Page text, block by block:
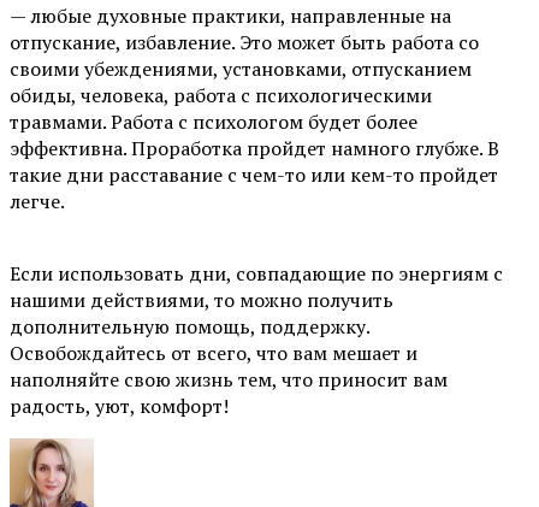
— любые духовные практики, направленные на
отпускание, избавление. Это может быть работа со
своими убеждениями, установками, отпусканием
обиды, человека, работа с психологическими
травмами. Работа с психологом будет более
эффективна. Проработка пройдет намного глубже. В
такие дни расставание с чем-то или кем-то пройдет
легче.
Если использовать дни, совпадающие по энергиям с
нашими действиями, то можно получить
дополнительную помощь, поддержку.
Освобождайтесь от всего, что вам мешает и
наполняйте свою жизнь тем, что приносит вам
радость, уют, комфорт!